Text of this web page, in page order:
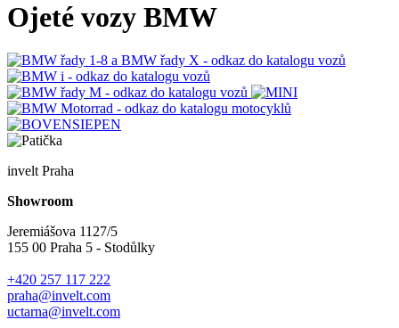
Ojeté vozy BMW
invelt Praha
Showroom
Jeremiášova 1127/5
155 00 Praha 5 - Stodůlky
+420 257 117 222
praha@invelt.com
uctarna@invelt.com